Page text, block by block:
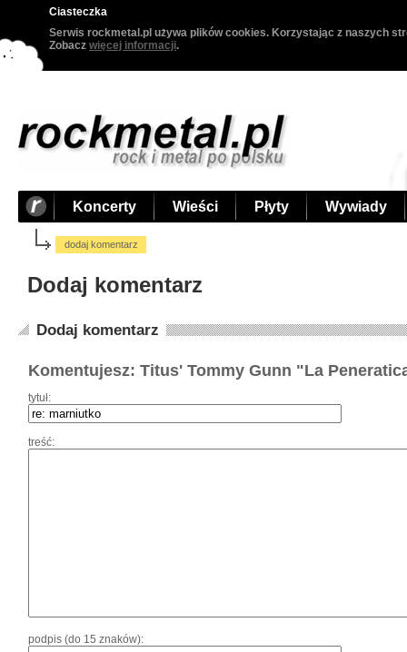
Ciasteczka
Serwis rockmetal.pl używa plików cookies. Korzystając z naszych
Zobacz więcej informacji.
Koncerty Wieści Płyty Wywiady
dodaj komentarz
Dodaj komentarz
Dodaj komentarz
Komentujesz: Titus' Tommy Gunn "La
tytuł:
treść:
podpis (do 15 znaków):